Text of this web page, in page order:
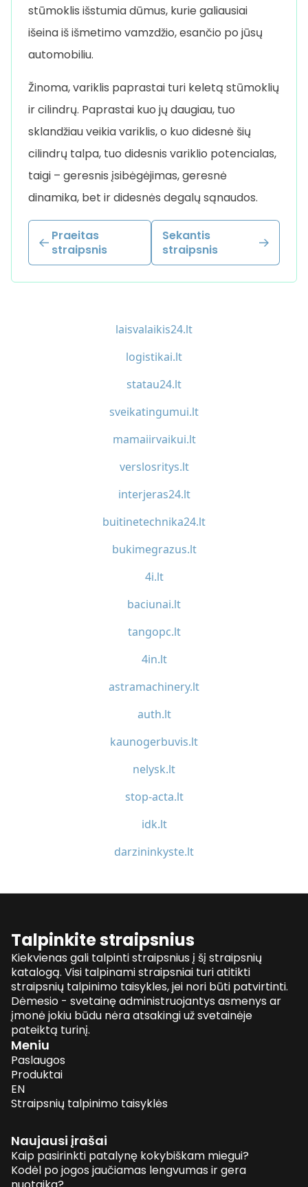
stūmoklis išstumia dūmus, kurie galiausiai
išeina iš išmetimo vamzdžio, esančio po jūsų
automobiliu.
Žinoma, variklis paprastai turi keletą stūmoklių
ir cilindrų. Paprastai kuo jų daugiau, tuo
sklandžiau veikia variklis, o kuo didesnė šių
cilindrų talpa, tuo didesnis variklio potencialas,
taigi – geresnis įsibėgėjimas, geresnė
dinamika, bet ir didesnės degalų sąnaudos.
Praeitas
straipsnis
Sekantis
straipsnis
laisvalaikis24.lt
logistikai.lt
statau24.lt
sveikatingumui.lt
mamaiirvaikui.lt
verslosritys.lt
interjeras24.lt
buitinetechnika24.lt
bukimegrazus.lt
4i.lt
baciunai.lt
tangopc.lt
4in.lt
astramachinery.lt
auth.lt
kaunogerbuvis.lt
nelysk.lt
stop-acta.lt
idk.lt
darzininkyste.lt
Talpinkite straipsnius
Kiekvienas gali talpinti straipsnius į šį straipsnių
katalogą. Visi talpinami straipsniai turi atitikti
straipsnių talpinimo taisykles, jei nori būti patvirtinti.
Dėmesio - svetainę administruojantys asmenys ar
įmonė jokiu būdu nėra atsakingi už svetainėje
pateiktą turinį.
Meniu
Paslaugos
Produktai
EN
Straipsnių talpinimo taisyklės
Naujausi įrašai
Kaip pasirinkti patalynę kokybiškam miegui?
Kodėl po jogos jaučiamas lengvumas ir gera